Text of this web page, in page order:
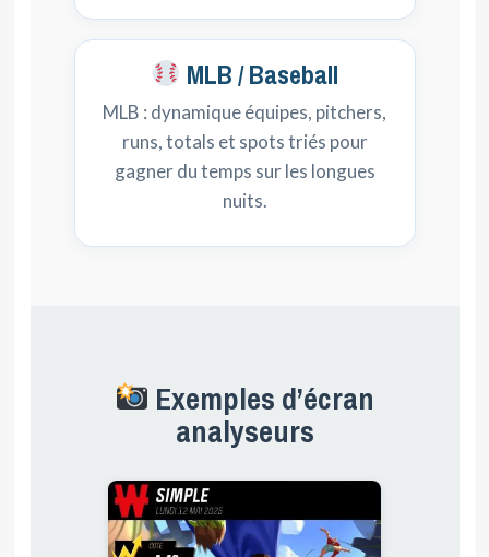
MLB / Baseball
MLB : dynamique équipes, pitchers,
runs, totals et spots triés pour
gagner du temps sur les longues
nuits.
Exemples d’écran
analyseurs